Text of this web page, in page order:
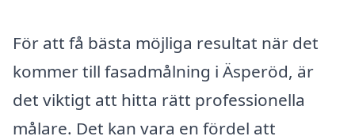
För att få bästa möjliga resultat när det
kommer till fasadmålning i Äsperöd, är
det viktigt att hitta rätt professionella
målare. Det kan vara en fördel att